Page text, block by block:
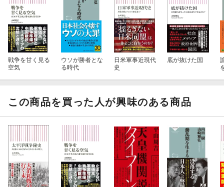
戦争を甘く見る
空気
ウソが勝者とな
る時代
日米軍事近現代
史
底が抜けた国
この商品を買った人が興味のある商品